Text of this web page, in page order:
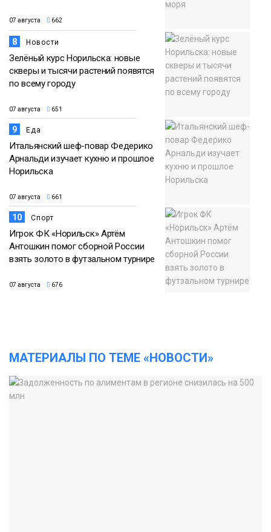
07 августа 662
8 Новости
Зелёный курс Норильска: новые
скверы и тысячи растений появятся
по всему городу
07 августа 651
9 Еда
Итальянский шеф-повар Федерико
Арнальди изучает кухню и прошлое
Норильска
07 августа 661
10 Спорт
Игрок ФК «Норильск» Артём
Антошкин помог сборной России
взять золото в футзальном турнире
07 августа 676
МАТЕРИАЛЫ ПО ТЕМЕ «НОВОСТИ»